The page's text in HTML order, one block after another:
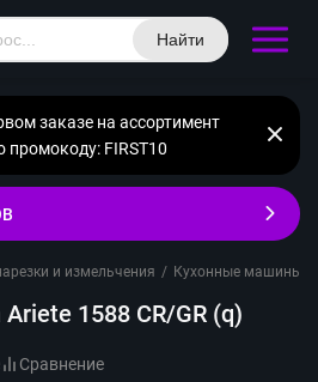
Найти
заказе на ассортимент
промокоду: FIRST10
и измельчения / Кухонные машины
1588 CR/GR (q)
Сравнение